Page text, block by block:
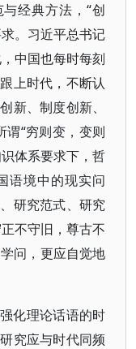
经典方法，“创
。习近平总书记
中国也每时每刻
上时代，不断认
新、制度创新、
谓“穷则变，变则
体系要求下，哲
语境中的现实问
研究范式、研究
不守旧，尊古不
问，更应自觉地
化理论话语的时
究应与时代同频